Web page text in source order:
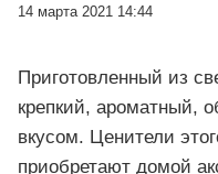
14 марта 2021 14:44
Приготовленный из
крепкий, ароматный,
вкусом. Ценители
приобретают домой